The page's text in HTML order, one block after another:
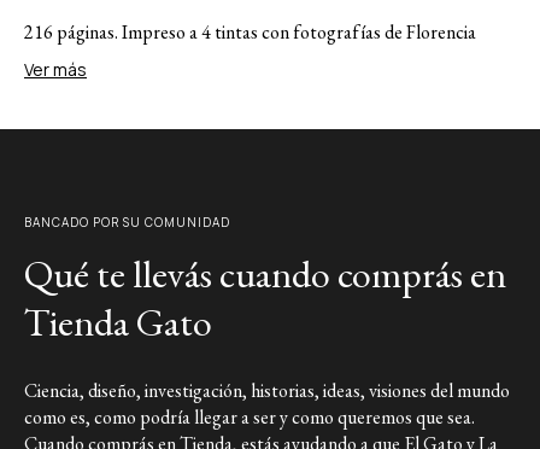
216 páginas. Impreso a 4 tintas con fotografías de Florencia
Cesari Tommarello y Alejandro Sequeira.
dedica a la comunicación científica en diversos formatos,
incluyendo escritura, exhibiciones interactivas y producciones
audiovisuales. Condujo programas de divulgación como La Liga
de la Ciencia (TV Pública) y Ciencia a la Carta (TEC). Además,
fue docente en la Facultad de Ciencias Exactas y Naturales de la
San Andrés.
Link a Instagram
Ver más
BANCADO POR SU COMUNIDAD
Qué te llevás cuando comprás en
Tienda Gato
Ciencia, diseño, investigación, historias, ideas, visiones del mundo
como es, como podría llegar a ser y como queremos que sea.